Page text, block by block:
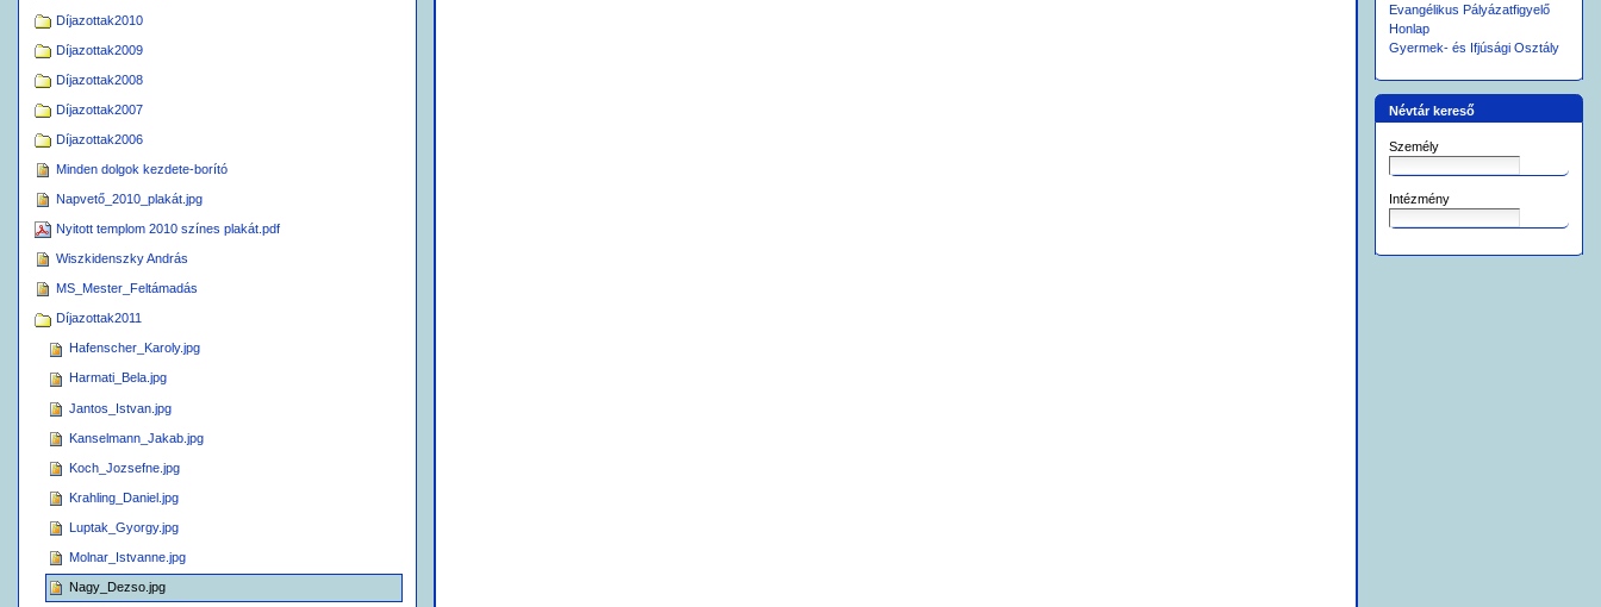
Díjazottak2010
Díjazottak2009
Díjazottak2008
Díjazottak2007
Díjazottak2006
Minden dolgok kezdete-borító
Napvető_2010_plakát.jpg
Nyitott templom 2010 színes plakát.pdf
Wiszkidenszky András
MS_Mester_Feltámadás
Díjazottak2011
Hafenscher_Karoly.jpg
Harmati_Bela.jpg
Jantos_Istvan.jpg
Kanselmann_Jakab.jpg
Koch_Jozsefne.jpg
Krahling_Daniel.jpg
Luptak_Gyorgy.jpg
Molnar_Istvanne.jpg
Nagy_Dezso.jpg
Evangélikus Pályázatfigyelő
Honlap
Gyermek- és Ifjúsági Osztály
Névtár kereső
Személy
Intézmény